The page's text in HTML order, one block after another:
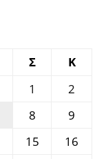
Σ
Κ
1
2
8
9
15
16